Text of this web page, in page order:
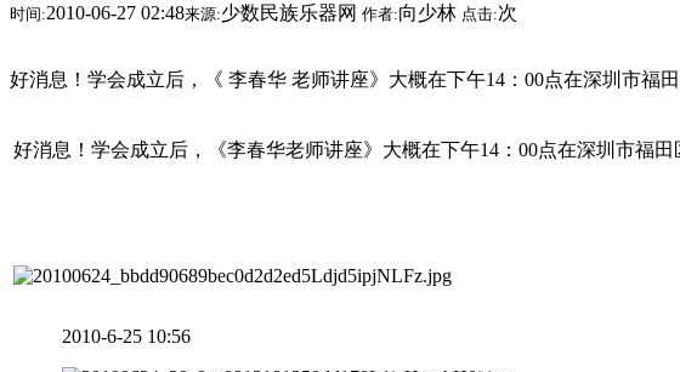
时间:2010-06-27 02:48来源:少数民族乐器网 作者:向少林 点击:次
好消息！学会成立后，《 李春华 老师讲座》大概在下午14：00点在深圳市福
好消息！学会成立后，《李春华老师讲座》大概在下午14：00点在深圳市福
2010-6-25 10:56